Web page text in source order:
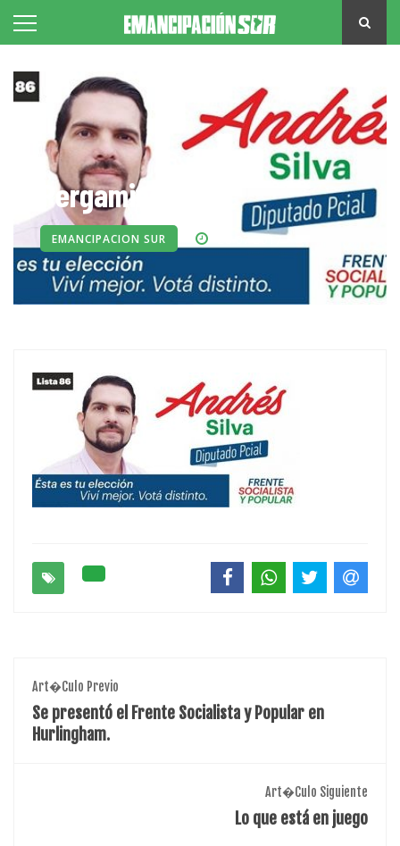
Pergamino
EMANCIPACION SUR 28-07-2017
Art�culo Previo
Se presentó el Frente Socialista y Popular en
Hurlingham.
Art�culo Siguiente
Lo que está en juego